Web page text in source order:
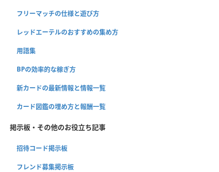
フリーマッチの仕様と遊び方
レッドエーテルのおすすめの集め方
用語集
BPの効率的な稼ぎ方
新カードの最新情報と情報一覧
カード図鑑の埋め方と報酬一覧
掲示板・その他のお役立ち記事
招待コード掲示板
フレンド募集掲示板